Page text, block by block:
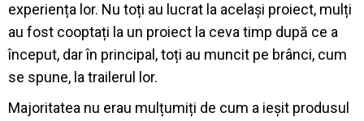
experiența lor. Nu toți au lucrat la același proiect, mulți
au fost cooptați la un proiect la ceva timp după ce a
început, dar în principal, toți au muncit pe brânci, cum
se spune, la trailerul lor.
Majoritatea nu erau mulțumiți de cum a ieșit produsul